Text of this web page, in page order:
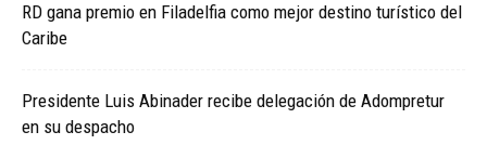
RD gana premio en Filadelfia como mejor destino turístico del
Caribe
Presidente Luis Abinader recibe delegación de Adompretur
en su despacho